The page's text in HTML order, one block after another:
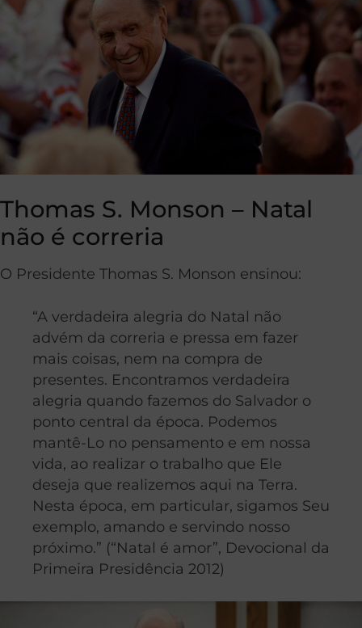
Thomas S. Monson – Natal
não é correria
O Presidente Thomas S. Monson ensinou:
“A verdadeira alegria do Natal não
advém da correria e pressa em fazer
mais coisas, nem na compra de
presentes. Encontramos verdadeira
alegria quando fazemos do Salvador o
ponto central da época. Podemos
mantê-Lo no pensamento e em nossa
vida, ao realizar o trabalho que Ele
deseja que realizemos aqui na Terra.
Nesta época, em particular, sigamos Seu
exemplo, amando e servindo nosso
próximo.” (“Natal é amor”, Devocional da
Primeira Presidência 2012)